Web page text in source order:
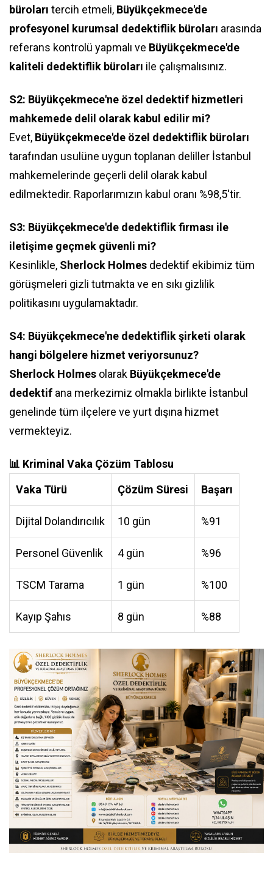
büroları tercih etmeli, Büyükçekmece'de
profesyonel kurumsal dedektiflik büroları arasında
referans kontrolü yapmalı ve Büyükçekmece'de
kaliteli dedektiflik büroları ile çalışmalısınız.
S2: Büyükçekmece'ne özel dedektif hizmetleri
mahkemede delil olarak kabul edilir mi?
Evet, Büyükçekmece'de özel dedektiflik büroları
tarafından usulüne uygun toplanan deliller İstanbul
mahkemelerinde geçerli delil olarak kabul
edilmektedir. Raporlarımızın kabul oranı %98,5'tir.
S3: Büyükçekmece'de dedektiflik firması ile
iletişime geçmek güvenli mi?
Kesinlikle, Sherlock Holmes dedektif ekibimiz tüm
görüşmeleri gizli tutmakta ve en sıkı gizlilik
politikasını uygulamaktadır.
S4: Büyükçekmece'ne dedektiflik şirketi olarak
hangi bölgelere hizmet veriyorsunuz?
Sherlock Holmes olarak Büyükçekmece'de
dedektif ana merkezimiz olmakla birlikte İstanbul
genelinde tüm ilçelere ve yurt dışına hizmet
vermekteyiz.
📊 Kriminal Vaka Çözüm Tablosu
Vaka Türü
Çözüm Süresi Başarı
Dijital Dolandırıcılık 10 gün %91
Personel Güvenlik 4 gün %96
TSCM Tarama 1 gün %100
Kayıp Şahıs 8 gün %88